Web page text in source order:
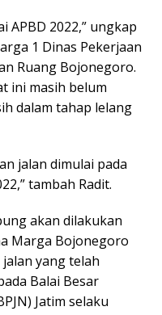
APBD 2022,” ungkap
1 Dinas Pekerjaan
Ruang Bojonegoro.
ini masih belum
dalam tahap lelang
jalan dimulai pada
tambah Radit.
akan dilakukan
Marga Bojonegoro
yang telah
Balai Besar
Jatim selaku